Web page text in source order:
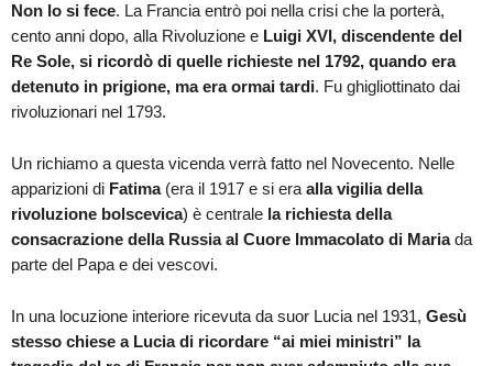
Non lo si fece. La Francia entrò poi nella crisi che la porterà,
cento anni dopo, alla Rivoluzione e Luigi XVI, discendente del
Re Sole, si ricordò di quelle richieste nel 1792, quando era
detenuto in prigione, ma era ormai tardi. Fu ghigliottinato dai
rivoluzionari nel 1793.
Un richiamo a questa vicenda verrà fatto nel Novecento. Nelle
apparizioni di Fatima(era il 1917 e si era alla vigilia della
rivoluzione bolscevica) è centrale la richiesta della
consacrazione della Russia al Cuore Immacolato di Mariada
parte del Papa e dei vescovi.
In una locuzione interiore ricevuta da suor Lucia nel 1931, Gesù
stesso chiese a Lucia di ricordare “ai miei ministri” la